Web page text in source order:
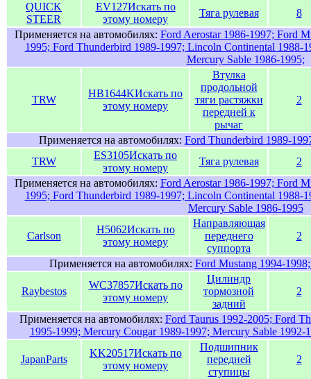
QUICK
STEER
EV127Искать по
этому номеру
Тяга рулевая
8
Применяется на автомобилях: Ford Aerostar 1986-1997; Ford
1995; Ford Thunderbird 1989-1997; Lincoln Continental
Mercury Sable 1986-1995;
TRW
HB1644KИскать по
этому номеру
Втулка
продольной
тяги растяжки
передней к
рычаг
2
Применяется на автомобилях: Ford Thunderbird 1989-
TRW
ES3105Искать по
этому номеру
Тяга рулевая
2
Применяется на автомобилях: Ford Aerostar 1986-1997; Ford
1995; Ford Thunderbird 1989-1997; Lincoln Continental
Mercury Sable 1986-1995
Carlson
H5062Искать по
этому номеру
Направляющая
переднего
суппорта
2
Применяется на автомобилях: Ford Mustang 1994-
Raybestos
WC37857Искать по
этому номеру
Цилиндр
тормозной
задний
2
Применяется на автомобилях: Ford Taurus 1992-2005; Ford
1995-1999; Mercury Cougar 1989-1997; Mercury Sable
JapanParts
KK20517Искать по
этому номеру
Подшипник
передней
ступицы
2